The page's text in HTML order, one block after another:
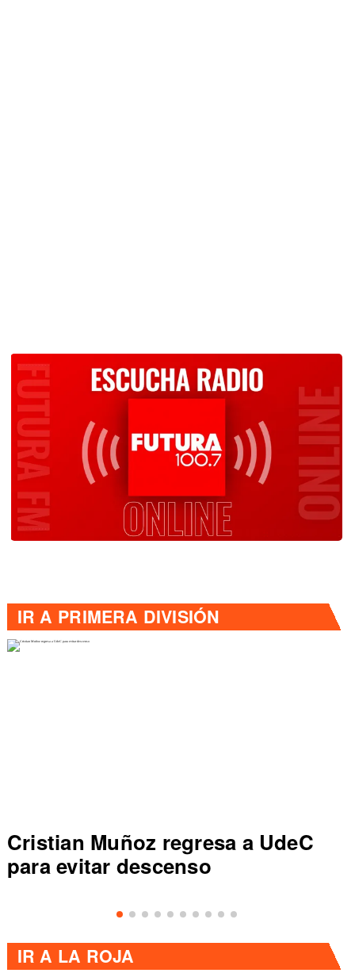
IR A PRIMERA DIVISIÓN
Cristian Muñoz regresa a UdeC
para evitar descenso
IR A LA ROJA